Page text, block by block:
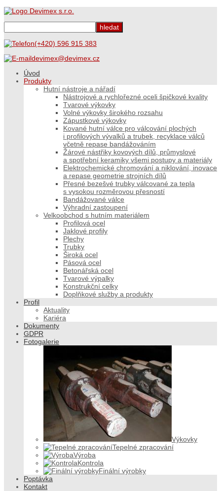
(+420) 596 915 383
devimex@devimex.cz
Úvod
Produkty
Hutní nástroje a nářadí
Nástrojové a rychlořezné oceli špičkové kvality
Tvarové výkovky
Volné výkovky širokého rozsahu
Zápustkové výkovky
Kované hutní válce pro válcování plochých
i profilových vývalků a trubek, recyklace válců
včetně repase bandážováním
Žárové nástřiky kovových dílů, průmyslové
a spotřební keramiky všemi postupy a materiály
Elektrochemické chromování a niklování, inovace
a repase geometrie strojních dílů
Přesné bezešvé trubky válcované za tepla
s vysokou rozměrovou přesností
Bandážované válce
Výhradní zastoupení
Velkoobchod s hutním materiálem
Profilová ocel
Jaklové profily
Plechy
Trubky
Široká ocel
Pásová ocel
Betonářská ocel
Tvarové výpalky
Konstrukční celky
Doplňkové služby a produkty
Profil
Aktuality
Kariéra
Dokumenty
GDPR
Fotogalerie
Výkovky
Tepelné zpracování
Výroba
Kontrola
Finální výrobky
Poptávka
Kontakt